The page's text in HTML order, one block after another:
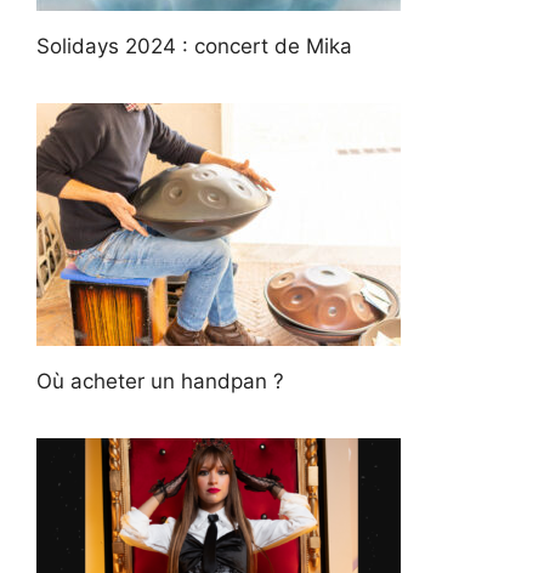
Solidays 2024 : concert de Mika
Où acheter un handpan ?